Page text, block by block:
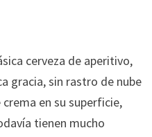
cerveza de aperitivo,
gracia, sin rastro de nube
en su superficie,
tienen mucho